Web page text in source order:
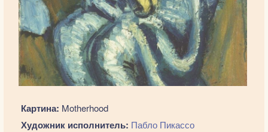
Картина: Motherhood
Художник исполнитель: Пабло Пикассо